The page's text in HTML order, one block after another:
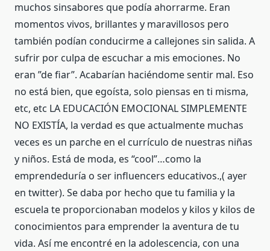
muchos sinsabores que podía ahorrarme. Eran
momentos vivos, brillantes y maravillosos pero
también podían conducirme a callejones sin salida. A
sufrir por culpa de escuchar a mis emociones. No
eran ”de fiar”. Acabarían haciéndome sentir mal. Eso
no está bien, que egoísta, solo piensas en ti misma,
etc, etc LA EDUCACIÓN EMOCIONAL SIMPLEMENTE
NO EXISTÍA, la verdad es que actualmente muchas
veces es un parche en el currículo de nuestras niñas
y niños. Está de moda, es “cool”…como la
emprendeduría o ser influencers educativos.,( ayer
en twitter). Se daba por hecho que tu familia y la
escuela te proporcionaban modelos y kilos y kilos de
conocimientos para emprender la aventura de tu
vida. Así me encontré en la adolescencia, con una